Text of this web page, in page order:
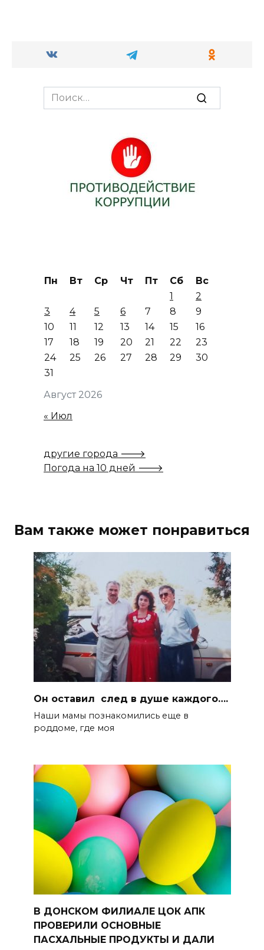
Search
for:
Август 2026
Пн Вт Ср Чт Пт Сб
Вс
1
2
3
4 5 6 7 8
9
10
11 12 13 14 15
16
17
18 19 20 21 22
23
24
25 26 27 28 29
30
31
« Июл
другие города 🡒
Погода на 10 дней 🡒
Вам также может понравиться
Он оставил след в душе каждого….
Наши мамы познакомились еще в
роддоме, где моя
В ДОНСКОМ ФИЛИАЛЕ ЦОК АПК
ПРОВЕРИЛИ ОСНОВНЫЕ
ПАСХАЛЬНЫЕ ПРОДУКТЫ И ДАЛИ